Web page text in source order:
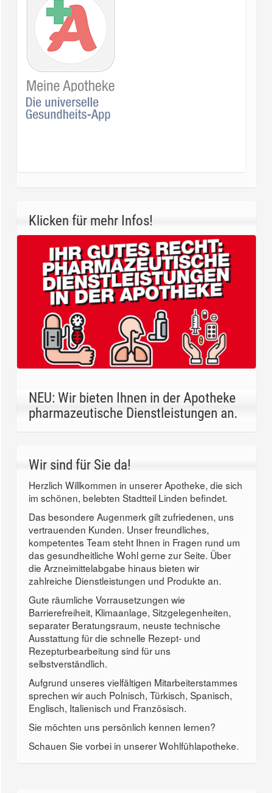
Klicken für mehr Infos!
NEU: Wir bieten Ihnen in der Apotheke
pharmazeutische Dienstleistungen an.
Wir sind für Sie da!
Herzlich Willkommen in unserer Apotheke, die sich
im schönen, belebten Stadtteil Linden befindet.
Das besondere Augenmerk gilt zufriedenen, uns
vertrauenden Kunden. Unser freundliches,
kompetentes Team steht Ihnen in Fragen rund um
das gesundheitliche Wohl gerne zur Seite. Über
die Arzneimittelabgabe hinaus bieten wir
zahlreiche Dienstleistungen und Produkte an.
Gute räumliche Vorrausetzungen wie
Barrierefreiheit, Klimaanlage, Sitzgelegenheiten,
separater Beratungsraum, neuste technische
Ausstattung für die schnelle Rezept- und
Rezepturbearbeitung sind für uns
selbstverständlich.
Aufgrund unseres vielfältigen Mitarbeiterstammes
sprechen wir auch Polnisch, Türkisch, Spanisch,
Englisch, Italienisch und Französisch.
Sie möchten uns persönlich kennen lernen?
Schauen Sie vorbei in unserer Wohlfühlapotheke.